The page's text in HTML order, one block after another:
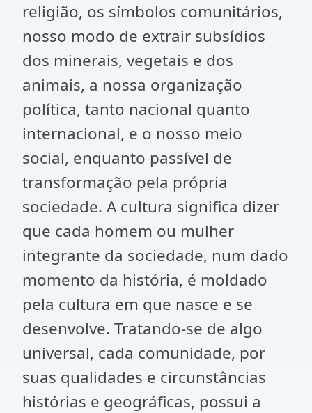
religião, os símbolos comunitários,
nosso modo de extrair subsídios
dos minerais, vegetais e dos
animais, a nossa organização
política, tanto nacional quanto
internacional, e o nosso meio
social, enquanto passível de
transformação pela própria
sociedade. A cultura significa dizer
que cada homem ou mulher
integrante da sociedade, num dado
momento da história, é moldado
pela cultura em que nasce e se
desenvolve. Tratando-se de algo
universal, cada comunidade, por
suas qualidades e circunstâncias
histórias e geográficas, possui a